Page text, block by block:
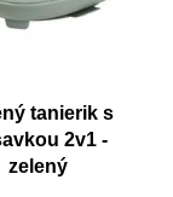
tanierik s
2v1 -
zelený